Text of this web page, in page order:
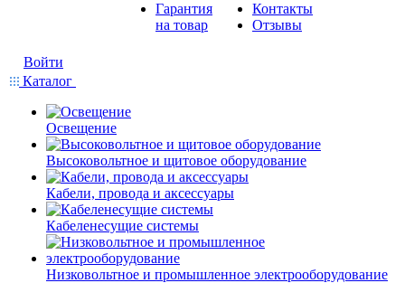
Гарантия
на товар
Контакты
Отзывы
Войти
Каталог
Освещение
Высоковольтное и щитовое оборудование
Кабели, провода и аксессуары
Кабеленесущие системы
Низковольтное и промышленное электрооборудование